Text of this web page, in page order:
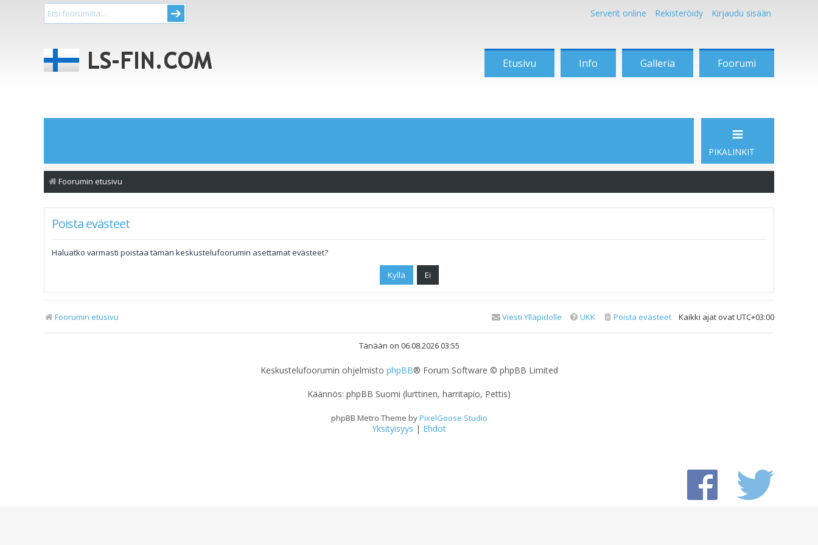
Serverit online Rekisteröidy Kirjaudu sisään
Etusivu Info Galleria Foorumi
PIKALINKIT
Foorumin etusivu
Poista evästeet
Haluatko varmasti poistaa tämän keskustelufoorumin asettamat evästeet?
Foorumin etusivu Kaikki ajat ovatUTC+03:00
Poista evästeet
UKK
Viesti Ylläpidolle
Tänään on 06.08.2026 03:55
Keskustelufoorumin ohjelmisto phpBB® Forum Software © phpBB Limited
Käännös: phpBB Suomi (lurttinen, harritapio, Pettis)
phpBB Metro Theme byPixelGoose Studio
Yksityisyys | Ehdot